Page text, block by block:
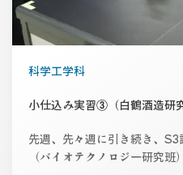
科学工学科
小仕込み実習③（白鶴酒造研究
先週、先々週に引き続き、
（バイオテクノロジー研究